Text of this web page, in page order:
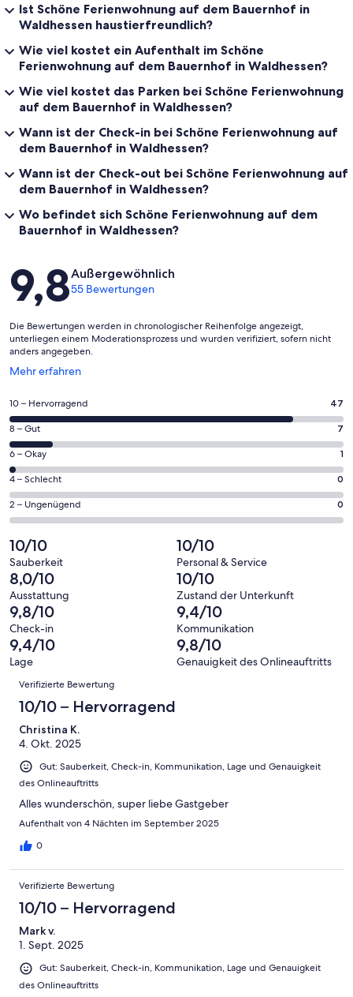
Ist Schöne Ferienwohnung auf dem Bauernhof in
Waldhessen haustierfreundlich?
Wie viel kostet ein Aufenthalt im Schöne
Ferienwohnung auf dem Bauernhof in Waldhessen?
Wie viel kostet das Parken bei Schöne Ferienwohnung
auf dem Bauernhof in Waldhessen?
Wann ist der Check-in bei Schöne Ferienwohnung auf
dem Bauernhof in Waldhessen?
Wann ist der Check-out bei Schöne Ferienwohnung auf
dem Bauernhof in Waldhessen?
Wo befindet sich Schöne Ferienwohnung auf dem
Bauernhof in Waldhessen?
Bewertungen
9,8Außergewöhnlich
55 Bewertungen
Die Bewertungen werden in chronologischer Reihenfolge angezeigt,
unterliegen einem Moderationsprozess und wurden verifiziert, sofern nicht
anders angegeben.
Mehr erfahren
Wird
einem
neuen
Fenster
geöffnet
47
von
insgesamt
55
Gästebewertungen
haben
eine
Bewertung
von
10
-
Hervorragend
10 – Hervorragend 47
7
von
insgesamt
55
Gästebewertungen
haben
Bewertung
von
8
-
Gut
8 – Gut 7
1
von
insgesamt
55
Gästebewertungen
haben
eine
Bewertung
von
6
-
Okay
6 – Okay 1
0
von
insgesamt
Gästebewertungen
haben
eine
Bewertung
von
4
-
Schlecht
4 – Schlecht 0
0
von
insgesamt
55
Gästebewertungen
haben
eine
Bewertung
von
2
Ungenügend
2 – Ungenügend 0
10/10
Sauberkeit
10/10
Personal & Service
8,0/10
Ausstattung
10/10
Zustand der Unterkunft
9,8/10
Check-in
9,4/10
Kommunikation
9,4/10
Lage
9,8/10
Genauigkeit des Onlineauftritts
Bewertungen
Verifizierte Bewertung
10/10 – Hervorragend
Christina K.
4. Okt. 2025
Gut: Sauberkeit, Check-in, Kommunikation, Lage und Genauigkeit
des Onlineauftritts
Alles wunderschön, super liebe Gastgeber
Aufenthalt von 4 Nächten im September 2025
0
Verifizierte Bewertung
10/10 – Hervorragend
Mark v.
1. Sept. 2025
Gut: Sauberkeit, Check-in, Kommunikation, Lage und Genauigkeit
des Onlineauftritts